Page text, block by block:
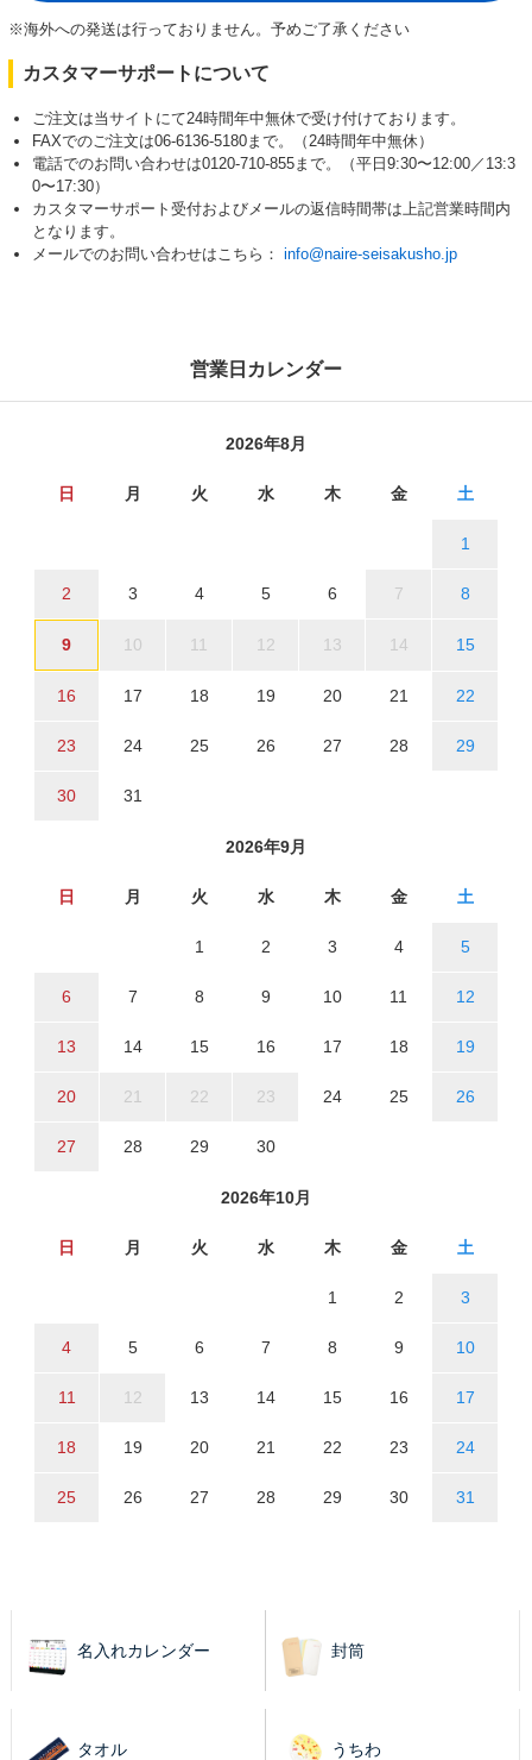
※海外への発送は行っておりません。予めご了承ください
カスタマーサポートについて
ご注文は当サイトにて24時間年中無休で受け付けております。
FAXでのご注文は06-6136-5180まで。（24時間年中無休）
電話でのお問い合わせは0120-710-855まで。（平日9:30〜12:00／13:3
0〜17:30）
カスタマーサポート受付およびメールの返信時間帯は上記営業時間内
となります。
メールでのお問い合わせはこちら： info@naire-seisakusho.jp
営業日カレンダー
2026年8月
日 月 火 水 木 金 土
1
2 3 4 5 6 7 8
9 10 11 12 13 14 15
16 17 18 19 20 21 22
23 24 25 26 27 28 29
30 31
2026年9月
日 月 火 水 木 金 土
1 2 3 4 5
6 7 8 9 10 11 12
13 14 15 16 17 18 19
20 21 22 23 24 25 26
27 28 29 30
2026年10月
日 月 火 水 木 金 土
1 2 3
4 5 6 7 8 9 10
11 12 13 14 15 16 17
18 19 20 21 22 23 24
25 26 27 28 29 30 31
名入れカレンダー 封筒
タオル うちわ